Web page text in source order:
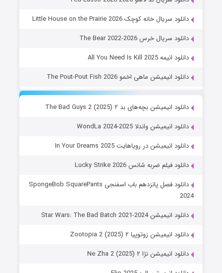
دانلود سریال خانه کوچک Little House on the Prairie 2026
دانلود سریال خرس The Bear 2022-2026
دانلود انیمه All You Need Is Kill 2025
دانلود انیمیشن ماهی اخمو The Pout-Pout Fish 2026
دانلود انیمیشن بچه‌های بد ۲ The Bad Guys 2 (2025)
دانلود انیمیشن واندلا WondLa 2024-2025
دانلود انیمیشن در رویاهایت In Your Dreams 2025
دانلود فیلم ضربه شانس Lucky Strike 2026
دانلود فصل پانزدهم باب اسفنجی SpongeBob SquarePants
2024
دانلود انیمیشن Star Wars: The Bad Batch 2021-2024
دانلود انیمیشن زوتوپیا ۲ Zootopia 2 (2025)
دانلود انیمیشن نژا ۲ Ne Zha 2 (2025)